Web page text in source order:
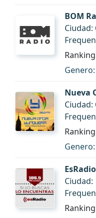
BOM
Ciudad:
Genero:
Nueva
Ciudad:
Genero:
Ciudad: